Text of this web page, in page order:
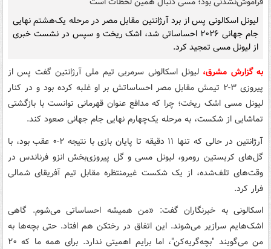
لیونل اسکالونی پس از برد آرژانتین مقابل مصر در مرحله یک‌هشتم نهایی
جام جهانی ۲۰۲۶ احساساتی شد، اشک ریخت و سپس در نشست خبری
از لیونل مسی تمجید کرد.
به گزارش مشرق،لیونل اسکالونی سرمربی تیم ملی آرژانتین گفت پس از
پیروزی ۳-۲ تیمش مقابل مصر احساساتش بر او غلبه کرده بود و در کنار
لیونل مسی اشک ریخت؛ چرا که مدافع عنوان قهرمانی توانست با بازگشتی
تماشایی از شکست، به مرحله یک‌چهارم نهایی جام جهانی صعود کند.
آرژانتین در حالی که تنها ۱۱ دقیقه تا پایان بازی با نتیجه ۲-۰ عقب بود، با
گل‌های کریستین رومرو، لیونل مسی و گل پیروزی‌بخش انزو فرناندس در
وقت‌های تلف‌شده، از یک شکست غیرمنتظره مقابل تیم آفریقای شمالی
فرار کرد.
اسکالونی به خبرنگاران گفت: «من همیشه احساساتی می‌شوم. گاهی
اشک‌هایم سرازیر می‌شوند. این اتفاق در رختکن هم افتاد. حتی بچه‌ها به
من می‌گویند "بچه‌گریه‌کن"، اما برایم اهمیتی ندارد. برای همه ما که ۲۰